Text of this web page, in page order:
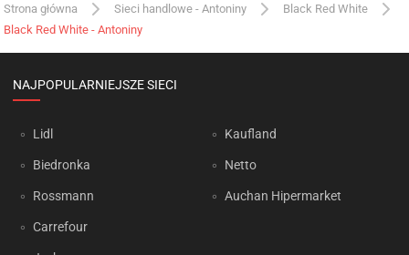
Strona główna Sieci handlowe - Antoniny
Black Red White
Black Red White - Antoniny
NAJPOPULARNIEJSZE SIECI
Lidl
Biedronka
Rossmann
Carrefour
Kaufland
Netto
Auchan Hipermarket